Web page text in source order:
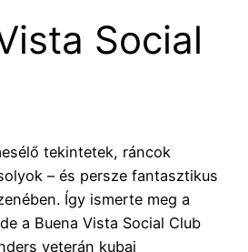
Social
tekintetek, ráncok
– és persze fantasztikus
Így ismerte meg a
a Buena Vista Social Club
veterán kubai